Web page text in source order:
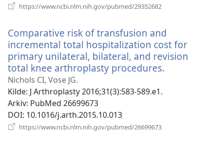
https://www.ncbi.nlm.nih.gov/pubmed/29352682
Comparative risk of transfusion and
incremental total hospitalization cost for
primary unilateral, bilateral, and revision
total knee arthroplasty procedures.
Nichols CI, Vose JG.
Kilde‎: J Arthroplasty 2016;31(3):583-589.e1.
Arkiv‎: PubMed 26699673
DOI‎: 10.1016/j.arth.2015.10.013
https://www.ncbi.nlm.nih.gov/pubmed/26699673